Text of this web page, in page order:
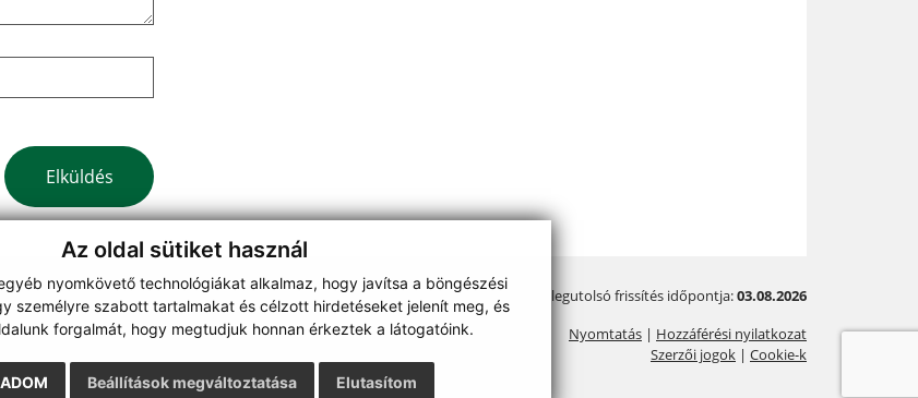
Az oldal sütiket használ
nyomkövető technológiákat alkalmaz, hogy javítsa a böngészési
személyre szabott tartalmakat és célzott hirdetéseket jelenít meg, és
forgalmát, hogy megtudjuk honnan érkeztek a látogatóink.
Elutasítom
Beállítások megváltoztatása
Google reCaptcha Response
Elküldés
A legutolsó frissítés időpontja:03.08.2026
Nyomtatás | Hozzáférési nyilatkozat
Szerzői jogok | Cookie-k
webdesign|